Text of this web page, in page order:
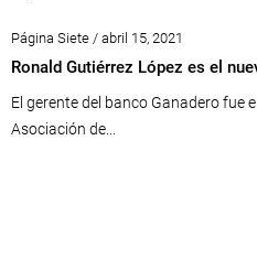
Página Siete / abril 15, 2021
Ronald Gutiérrez López es el
El gerente del banco Ganadero fue
Asociación de...